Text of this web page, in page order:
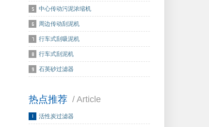
中心传动污泥浓缩机
周边传动刮泥机
行车式刮吸泥机
行车式刮泥机
石英砂过滤器
热点推荐 / Article
活性炭过滤器